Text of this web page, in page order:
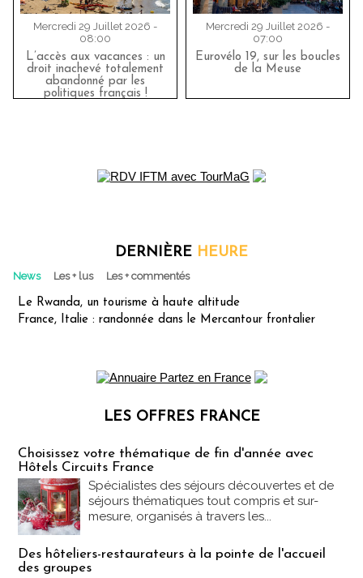
Mercredi 29 Juillet 2026 -
08:00
L’accès aux vacances : un
droit inachevé totalement
abandonné par les
politiques français !
Mercredi 29 Juillet 2026 -
07:00
Eurovélo 19, sur les boucles
de la Meuse
DERNIÈRE HEURE
News Les + lus Les + commentés
Le Rwanda, un tourisme à haute altitude
France, Italie : randonnée dans le Mercantour frontalier
LES OFFRES FRANCE
Choisissez votre thématique de fin d'année avec
Hôtels Circuits France
Spécialistes des séjours découvertes et de
séjours thématiques tout compris et sur-
mesure, organisés à travers les...
Des hôteliers-restaurateurs à la pointe de l'accueil
des groupes